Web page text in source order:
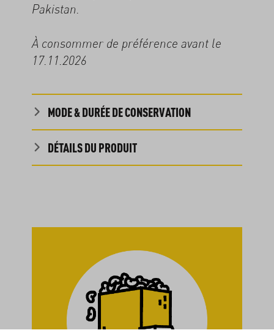
Pakistan.
À consommer de préférence avant le
17.11.2026
MODE & DURÉE DE CONSERVATION
DÉTAILS DU PRODUIT